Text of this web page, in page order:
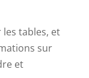
tables, et
sur
et